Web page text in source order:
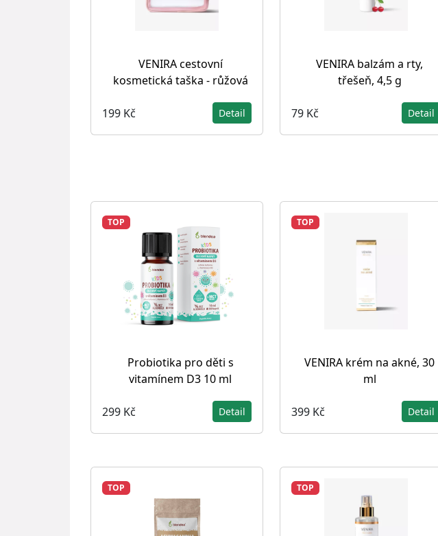
VENIRA cestovní
kosmetická taška - růžová
199 Kč Detail
VENIRA balzám a rty,
třešeň, 4,5 g
79 Kč Detail
TOP
Probiotika pro děti s
vitamínem D3 10 ml
299 Kč Detail
TOP
VENIRA krém na akné, 30
ml
399 Kč Detail
TOP TOP